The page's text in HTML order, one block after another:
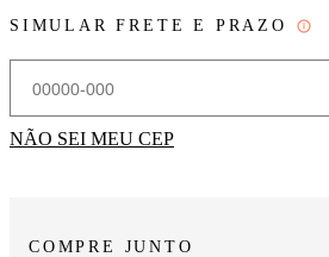
SIMULAR FRETE E PRAZO
NÃO SEI MEU CEP
COMPRE JUNTO